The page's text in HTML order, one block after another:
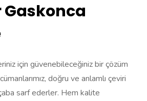
için güvenebileceğiniz bir çözüm
doğru ve anlamlı çeviri
sarf ederler. Hem kalite